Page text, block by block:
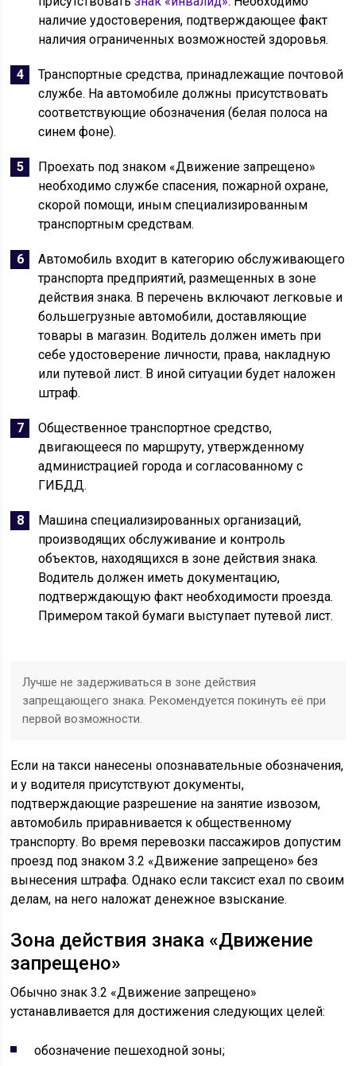
наличие удостоверения, подтверждающее факт
наличия ограниченных возможностей здоровья.
Транспортные средства, принадлежащие почтовой
службе. На автомобиле должны присутствовать
соответствующие обозначения (белая полоса на
синем фоне).
Проехать под знаком «Движение запрещено»
необходимо службе спасения, пожарной охране,
скорой помощи, иным специализированным
транспортным средствам.
Автомобиль входит в категорию обслуживающего
транспорта предприятий, размещенных в зоне
действия знака. В перечень включают легковые и
большегрузные автомобили, доставляющие
товары в магазин. Водитель должен иметь при
себе удостоверение личности, права, накладную
или путевой лист. В иной ситуации будет наложен
штраф.
Общественное транспортное средство,
двигающееся по маршруту, утвержденному
администрацией города и согласованному с
ГИБДД.
Машина специализированных организаций,
производящих обслуживание и контроль
объектов, находящихся в зоне действия знака.
Водитель должен иметь документацию,
подтверждающую факт необходимости проезда.
Примером такой бумаги выступает путевой лист.
Лучше не задерживаться в зоне действия
запрещающего знака. Рекомендуется покинуть её при
первой возможности.
Если на такси нанесены опознавательные обозначения,
и у водителя присутствуют документы,
подтверждающие разрешение на занятие извозом,
автомобиль приравнивается к общественному
транспорту. Во время перевозки пассажиров допустим
проезд под знаком 3.2 «Движение запрещено» без
вынесения штрафа. Однако если таксист ехал по своим
делам, на него наложат денежное взыскание.
Зона действия знака «Движение
запрещено»
Обычно знак 3.2 «Движение запрещено»
устанавливается для достижения следующих целей:
обозначение пешеходной зоны;